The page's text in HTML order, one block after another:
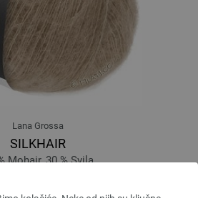
Lana Grossa
SILKHAIR
Mohair, 30 % Svila
Većina igle: 4,5 - 5